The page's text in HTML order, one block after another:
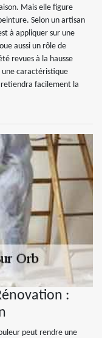
Mais elle figure
Selon un artisan
à appliquer sur une
aussi un rôle de
revues à la hausse
une caractéristique
retiendra facilement la
:
peut rendre une